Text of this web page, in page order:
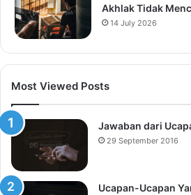
Akhlak Tidak
14 July 2026
Most Viewed Posts
Jawaban dari
29 September 2016
Ucapan-Ucapan